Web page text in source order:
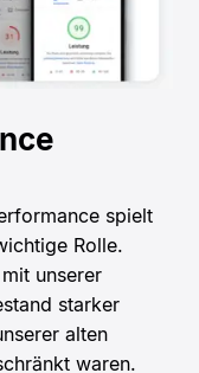
spielt
Rolle.
unserer
starker
alten
waren.